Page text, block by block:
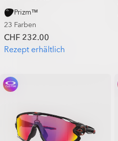
Prizm™
23 Farben
CHF 232.00
Rezept erhältlich